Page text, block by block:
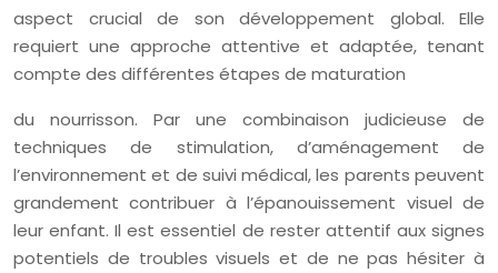
aspect crucial de son développement global. Elle
requiert une approche attentive et adaptée, tenant
compte des différentes étapes de maturation
du nourrisson. Par une combinaison judicieuse de
techniques de stimulation, d’aménagement de
l’environnement et de suivi médical, les parents peuvent
grandement contribuer à l’épanouissement visuel de
leur enfant. Il est essentiel de rester attentif aux signes
potentiels de troubles visuels et de ne pas hésiter à